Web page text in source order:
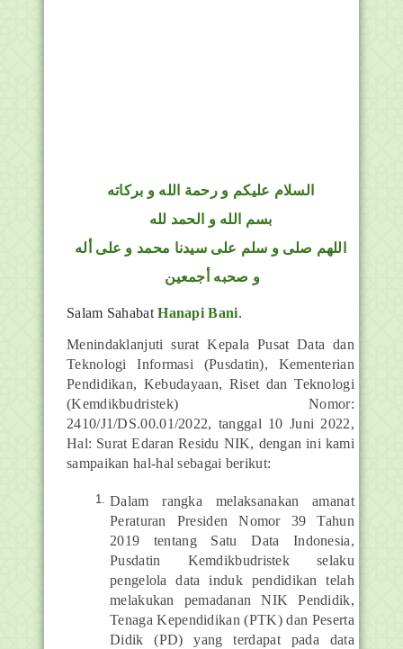
السلام عليكم و رحمة الله و بركاته
بسم الله و الحمد لله
اللهم صلى و سلم على سيدنا محمد و على أله
و صحبه أجمعين
Salam SahabatHanapi Bani.
Menindaklanjuti surat Kepala Pusat Data dan
Teknologi Informasi (Pusdatin), Kementerian
Pendidikan, Kebudayaan, Riset dan Teknologi
(Kemdikbudristek) Nomor:
2410/J1/DS.00.01/2022, tanggal 10 Juni 2022,
Hal: Surat Edaran Residu NIK, dengan ini kami
sampaikan hal-hal sebagai berikut:
Dalam rangka melaksanakan amanat
Peraturan Presiden Nomor 39 Tahun
2019 tentang Satu Data Indonesia,
Pusdatin Kemdikbudristek selaku
pengelola data induk pendidikan telah
melakukan pemadanan NIK Pendidik,
Tenaga Kependidikan (PTK) dan Peserta
Didik (PD) yang terdapat pada data